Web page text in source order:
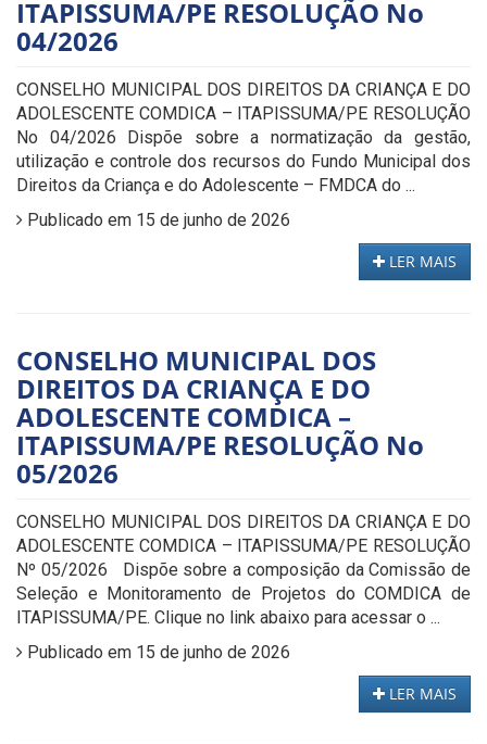
ITAPISSUMA/PE RESOLUÇÃO No
04/2026
CONSELHO MUNICIPAL DOS DIREITOS DA CRIANÇA E DO
ADOLESCENTE COMDICA – ITAPISSUMA/PE RESOLUÇÃO
No 04/2026 Dispõe sobre a normatização da gestão,
utilização e controle dos recursos do Fundo Municipal dos
Direitos da Criança e do Adolescente – FMDCA do ...
Publicado em 15 de junho de 2026
LER MAIS
CONSELHO MUNICIPAL DOS
DIREITOS DA CRIANÇA E DO
ADOLESCENTE COMDICA –
ITAPISSUMA/PE RESOLUÇÃO No
05/2026
CONSELHO MUNICIPAL DOS DIREITOS DA CRIANÇA E DO
ADOLESCENTE COMDICA – ITAPISSUMA/PE RESOLUÇÃO
Nº 05/2026 Dispõe sobre a composição da Comissão de
Seleção e Monitoramento de Projetos do COMDICA de
ITAPISSUMA/PE. Clique no link abaixo para acessar o ...
Publicado em 15 de junho de 2026
LER MAIS